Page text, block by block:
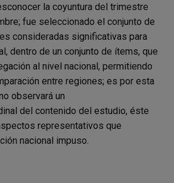
la coyuntura del trimestre
fue seleccionado el conjunto de
consideradas significativas para
dentro de un conjunto de ítems, que
al nivel nacional, permitiendo
entre regiones; es por esta
observará un
del contenido del estudio, éste
representativos que
nacional impuso.